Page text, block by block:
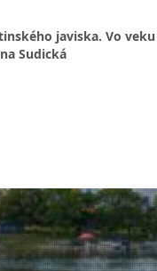
javiska. Vo veku
Sudická